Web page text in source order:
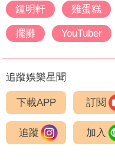
鍾明軒
雞蛋糕
擺攤 YouTuber
追蹤娛樂星聞
下載APP 訂閱
追蹤 加入